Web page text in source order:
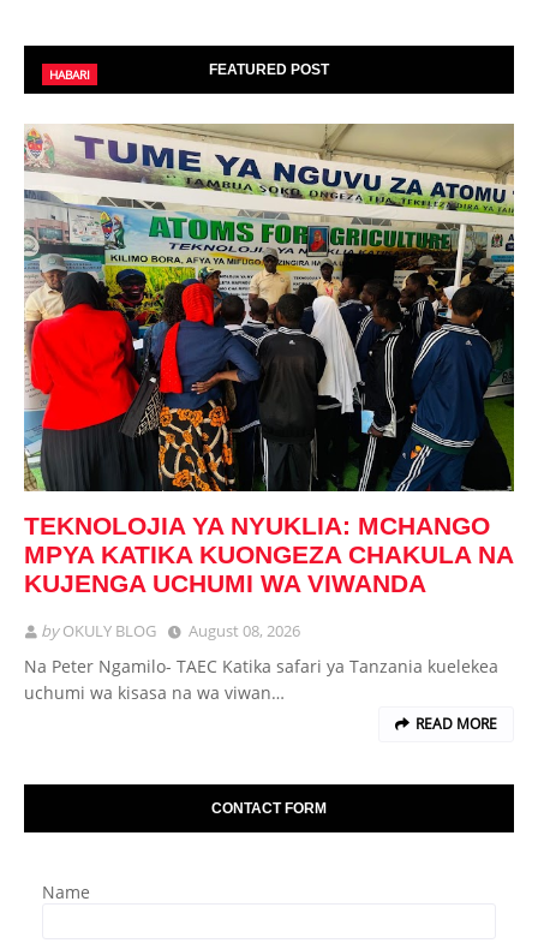
FEATURED POST
HABARI
TEKNOLOJIA YA NYUKLIA: MCHANGO
MPYA KATIKA KUONGEZA CHAKULA NA
KUJENGA UCHUMI WA VIWANDA
byOKULY BLOG August 08, 2026
Na Peter Ngamilo- TAEC Katika safari ya Tanzania kuelekea
uchumi wa kisasa na wa viwan…
READ MORE
CONTACT FORM
Name